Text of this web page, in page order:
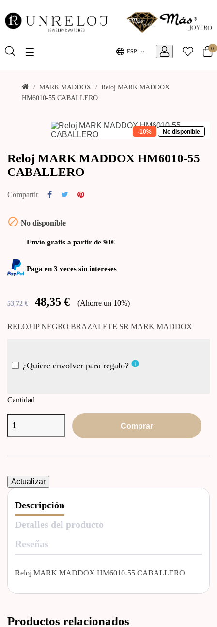
ESP 0
Toggle
☰
MARK MADDOX
Reloj MARK MADDOX
HM6010-55 CABALLERO
-10% No disponible
Reloj MARK MADDOX HM6010-55
CABALLERO
Compartir
 No disponible
Envío gratis a partir de 90€
Paga en 3 veces sin intereses
53,72 € 48,35 € Ahorre un 10%
RELOJ IP NEGRO BRAZALETE SR MARK MADDOX
¿Quiere envolver para regalo? info
Cantidad
Comprar
Descripción
Detalles del producto
Reseñas
Reloj MARK MADDOX HM6010-55 CABALLERO
Productos relacionados